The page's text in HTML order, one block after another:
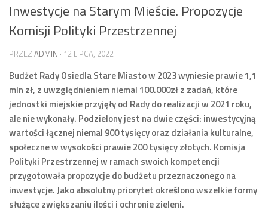
Dzielnicowi Starego Miasta
Urzędy
ZDM – awarie
Rada
Radni
Zarząd
Prezydium
Komisje i koordynatorzy
Dyżury
Sesje
Biuletyn
Inwestycje na Starym Mieście. Propozycje
Komisji Polityki Przestrzennej
PRZEZ ADMIN · 12 LIPCA, 2022
Budżet Rady Osiedla Stare Miasto w 2023 wyniesie prawie 1,1
mln zł, z uwzględnieniem niemal 100.000zł z zadań, które
jednostki miejskie przyjęły od Rady do realizacji w 2021 roku,
ale nie wykonały. Podzielony jest na dwie części: inwestycyjną
wartości łącznej niemal 900 tysięcy oraz działania kulturalne,
społeczne w wysokości prawie 200 tysięcy złotych. Komisja
Polityki Przestrzennej w ramach swoich kompetencji
przygotowała propozycje do budżetu przeznaczonego na
inwestycje. Jako absolutny priorytet określono wszelkie formy
służące zwiększaniu ilości i ochronie zieleni.